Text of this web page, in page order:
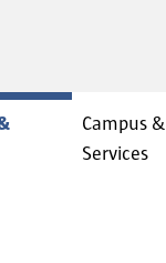
Campus &
Services